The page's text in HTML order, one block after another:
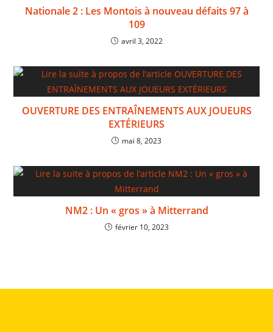
Nationale 2 : Les Montois à nouveau défaits 97 à
109
avril 3, 2022
OUVERTURE DES ENTRAÎNEMENTS AUX JOUEURS
EXTÉRIEURS
mai 8, 2023
NM2 : Un « gros » à Mitterrand
février 10, 2023